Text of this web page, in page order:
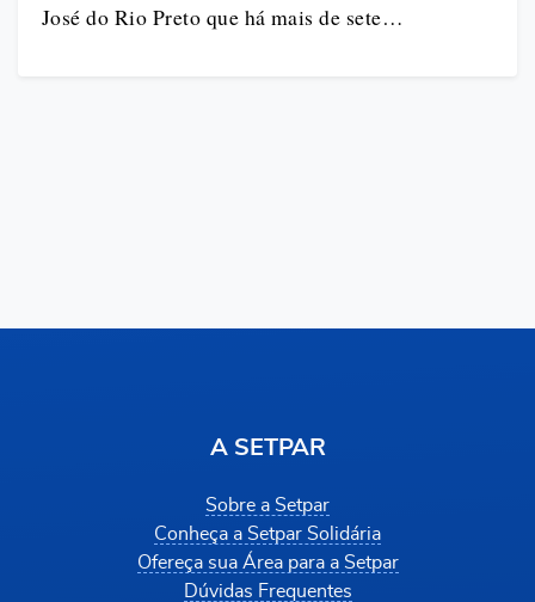
José do Rio Preto que há mais de sete…
A SETPAR
Sobre a Setpar
Conheça a Setpar Solidária
Ofereça sua Área para a Setpar
Dúvidas Frequentes